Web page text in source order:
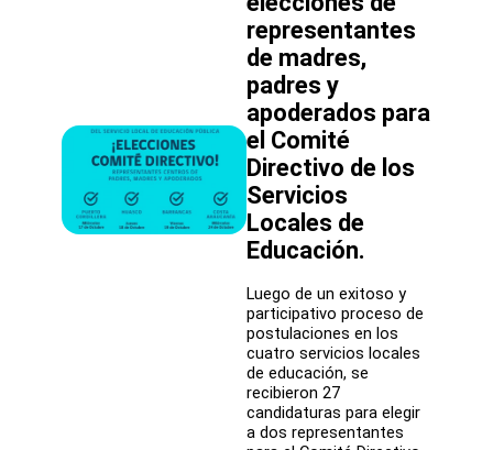
representantes
de madres,
padres y
apoderados para
el Comité
Directivo de los
Servicios
Locales de
Educación.
Luego de un exitoso y
participativo proceso de
postulaciones en los
cuatro servicios locales
de educación, se
recibieron 27
candidaturas para elegir
a dos representantes